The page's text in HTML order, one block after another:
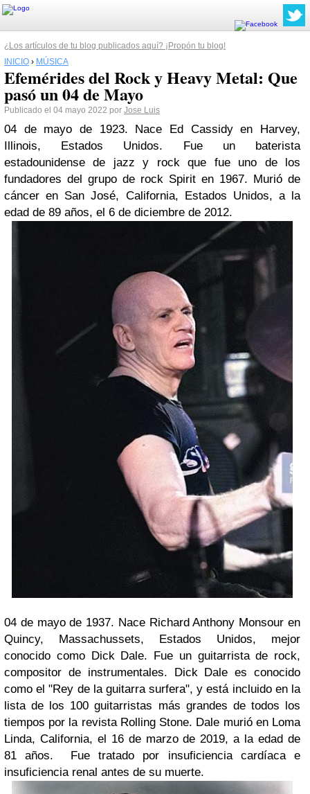
¿Los artículos de tu blog publicados aquí? ¡Propón tu blog!
INICIO › MÚSICA
Efemérides del Rock y Heavy Metal: Que
pasó un 04 de Mayo
Publicado el 04 mayo 2022 por Jose Luis
04 de mayo de 1923. Nace Ed Cassidy en Harvey,
Illinois, Estados Unidos. Fue un baterista
estadounidense de jazz y rock que fue uno de los
fundadores del grupo de rock Spirit en 1967. Murió de
cáncer en San José, California, Estados Unidos, a la
edad de 89 años, el 6 de diciembre de 2012.
04 de mayo de 1937. Nace Richard Anthony Monsour en
Quincy, Massachussets, Estados Unidos, mejor
conocido como Dick Dale. Fue un guitarrista de rock,
compositor de instrumentales. Dick Dale es conocido
como el "Rey de la guitarra surfera", y está incluido en la
lista de los 100 guitarristas más grandes de todos los
tiempos por la revista Rolling Stone. Dale murió en Loma
Linda, California, el 16 de marzo de 2019, a la edad de
81 años. Fue tratado por insuficiencia cardíaca e
insuficiencia renal antes de su muerte.